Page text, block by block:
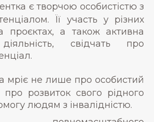
є творчою особистістю з
Її участь у різних
проєктах, а також активна
свідчать про
мріє не лише про особистий
розвиток свого рідного
людям з інвалідністю.